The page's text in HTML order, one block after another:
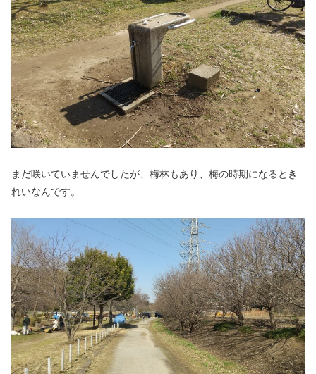
まだ咲いていませんでしたが、梅林もあり、梅の時期になるとき
れいなんです。